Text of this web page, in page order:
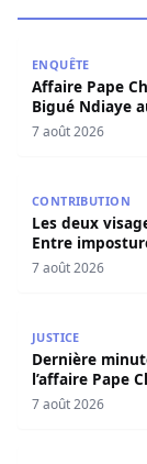
ENQUÊTE
Affaire Pape
Bigué Ndiaye
7 août 2026
CONTRIBUTION
Les deux
Entre
Seydi)
7 août 2026
JUSTICE
Dernière
l’affaire Pape
7 août 2026